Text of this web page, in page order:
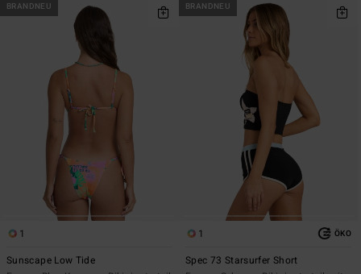
BRANDNEU
1
Sunscape Low Tide
BRANDNEU
1 ÖKO
Spec 73 Starsurfer Short